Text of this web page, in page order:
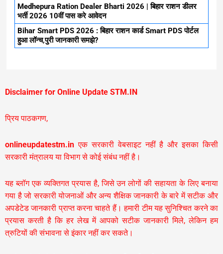
Medhepura Ration Dealer Bharti 2026 | बिहार राशन डीलर
भर्ती 2026 10वीं पास करे आवेदन
Bihar Smart PDS 2026 : बिहार राशन कार्ड Smart PDS पोर्टल
हुआ लॉन्च,पुरी जानकारी समझे?
Disclaimer for Online Update STM.IN
प्रिय पाठकगण,
onlineupdatestm.in एक सरकारी वेबसाइट नहीं है और इसका किसी
सरकारी मंत्रालय या विभाग से कोई संबंध नहीं है।
यह ब्लॉग एक व्यक्तिगत प्रयास है, जिसे उन लोगों की सहायता के लिए बनाया
गया है जो सरकारी योजनाओं और अन्य शैक्षिक जानकारी के बारे में सटीक और
अपडेटेड जानकारी प्राप्त करना चाहते हैं। हमारी टीम यह सुनिश्चित करने का
प्रयास करती है कि हर लेख में आपको सटीक जानकारी मिले, लेकिन हम
त्रुटियों की संभावना से इंकार नहीं कर सकते।